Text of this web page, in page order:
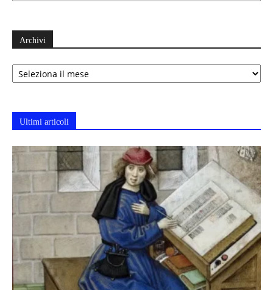
Archivi
Archivi
Ultimi articoli